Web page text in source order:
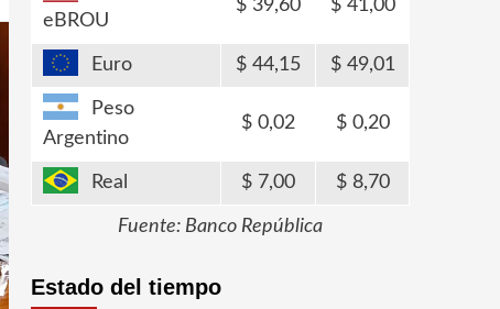
eBROU
39,60 41,00
Euro 44,15 49,01
Peso
Argentino
0,02 0,20
Real 7,00 8,70
Fuente: Banco República
Estado del tiempo